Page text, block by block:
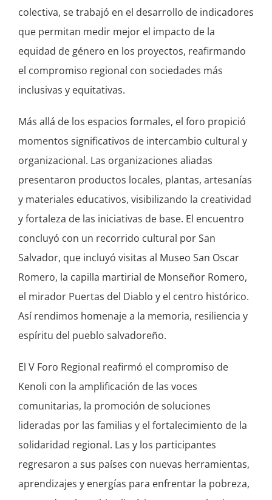
colectiva, se trabajó en el desarrollo de indicadores
que permitan medir mejor el impacto de la
equidad de género en los proyectos, reafirmando
el compromiso regional con sociedades más
inclusivas y equitativas.
Más allá de los espacios formales, el foro propició
momentos significativos de intercambio cultural y
organizacional. Las organizaciones aliadas
presentaron productos locales, plantas, artesanías
y materiales educativos, visibilizando la creatividad
y fortaleza de las iniciativas de base. El encuentro
concluyó con un recorrido cultural por San
Salvador, que incluyó visitas al Museo San Oscar
Romero, la capilla martirial de Monseñor Romero,
el mirador Puertas del Diablo y el centro histórico.
Así rendimos homenaje a la memoria, resiliencia y
espíritu del pueblo salvadoreño.
El V Foro Regional reafirmó el compromiso de
Kenoli con la amplificación de las voces
comunitarias, la promoción de soluciones
lideradas por las familias y el fortalecimiento de la
solidaridad regional. Las y los participantes
regresaron a sus países con nuevas herramientas,
aprendizajes y energías para enfrentar la pobreza,